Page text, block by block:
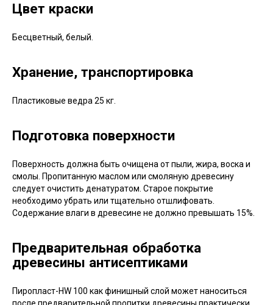
Цвет краски
Бесцветный, белый.
Хранение, транспортировка
Пластиковые ведра 25 кг.
Подготовка поверхности
Поверхность должна быть очищена от пыли, жира, воска и
смолы. Пропитанную маслом или смоляную древесину
следует очистить денатуратом. Старое покрытие
необходимо убрать или тщательно отшлифовать.
Содержание влаги в древесине не должно превышать 15%.
Предварительная обработка
древесины антисептиками
Пиропласт-HW 100 как финишный слой может наноситься